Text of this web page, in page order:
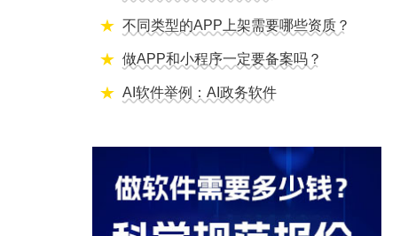
不同类型的APP上架需要哪些资质？
做APP和小程序一定要备案吗？
AI软件举例：AI政务软件